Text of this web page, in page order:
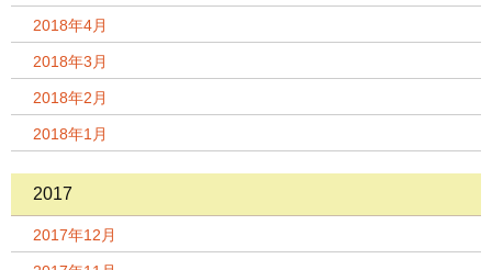
2018年4月
2018年3月
2018年2月
2018年1月
2017
2017年12月